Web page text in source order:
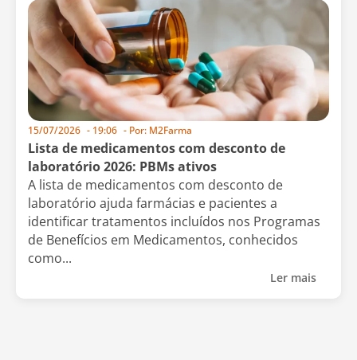
15/07/2026 - 19:06 - Por: M2Farma
Lista de medicamentos com desconto de
laboratório 2026: PBMs ativos
A lista de medicamentos com desconto de
laboratório ajuda farmácias e pacientes a
identificar tratamentos incluídos nos Programas
de Benefícios em Medicamentos, conhecidos
como...
Ler mais